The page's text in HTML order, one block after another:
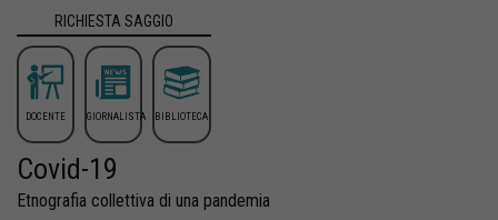
RICHIESTA SAGGIO
DOCENTE GIORNALISTA BIBLIOTECA
Covid-19
Etnografia collettiva di una pandemia